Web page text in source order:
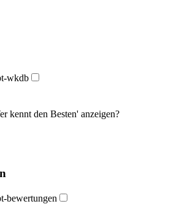
wkdb
kennt den Besten' anzeigen?
bewertungen